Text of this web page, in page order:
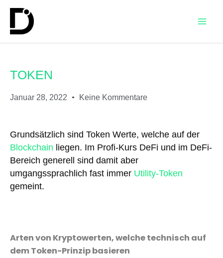
TOKEN
Januar 28, 2022 Keine Kommentare
Grundsätzlich sind Token Werte, welche auf der
Blockchain liegen. Im Profi-Kurs DeFi und im DeFi-
Bereich generell sind damit aber
umgangssprachlich fast immer Utility-Token
gemeint.
Arten von Kryptowerten, welche technisch auf
dem Token-Prinzip basieren